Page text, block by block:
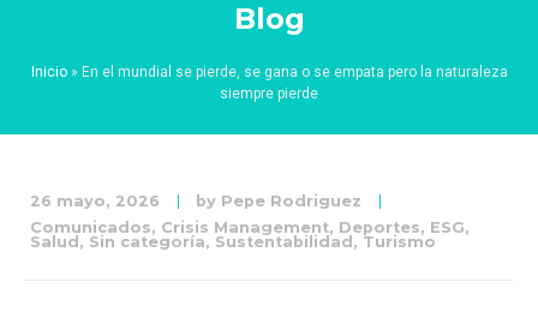
Blog
Inicio» En el mundial se pierde, se gana o se empata pero la naturaleza
siempre pierde
26 mayo, 2026 by Pepe Rodriguez
Comunicados, Crisis Management, Deportes, ESG,
Salud , Sin categoría, Sustentabilidad , Turismo